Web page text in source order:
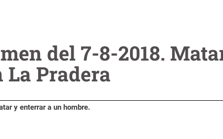
del 7-8-2018.
Pradera
y enterrar a un hombre.